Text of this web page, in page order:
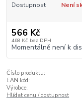
Dostupnost Není
566 Kč
468 Kč bez DPH
Momentálně není k
Číslo produktu:
EAN kód:
Výrobce:
Hlídat cenu / dostupnost